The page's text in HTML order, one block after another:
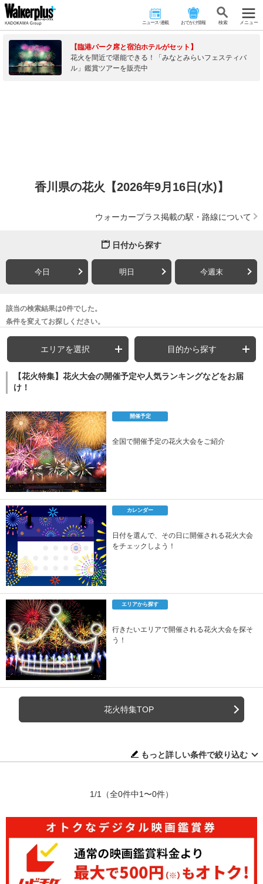
ニュース･連載 おでかけ情報 検 索 メニュー
【臨港パーク席と宿泊ホテルがセット】
花火を間近で堪能できる！「みなとみらいフェスティバ
ル」鑑賞ツアーを販売中
香川県の花火【2026年9月16日(水)】
ウォーカープラス掲載の駅・路線について
日付から探す
今日 明日 今週末
該当の検索結果は0件でした。
条件を変えてお探しください。
エリアを選択 目的から探す
【花火特集】花火大会の開催予定や人気ランキングなどをお届
け！
開催予定
全国で開催予定の花火大会をご紹介
カレンダー
日付を選んで、その日に開催される花火大会
をチェックしよう！
エリアから探す
行きたいエリアで開催される花火大会を探そ
う！
花火特集TOP
もっと詳しい条件で絞り込む
1/1 （全0件中1〜0件）